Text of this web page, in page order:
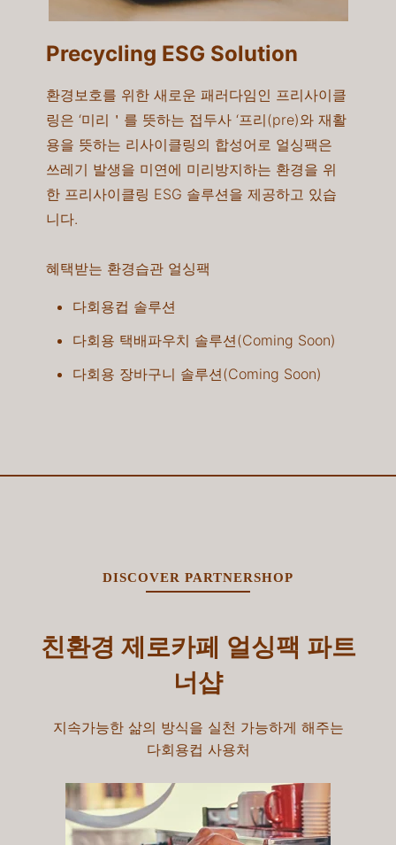
Precycling ESG Solution
환경보호를 위한 새로운 패러다임인 프리사이클
링은 ‘미리＇를 뜻하는 접두사 ‘프리(pre)와 재활
용을 뜻하는 리사이클링의 합성어로 얼싱팩은
쓰레기 발생을 미연에 미리방지하는 환경을 위
한 프리사이클링 ESG 솔루션을 제공하고 있습
니다.​
혜택받는 환경습관 얼싱팩
다회용컵 솔루션​​
다회용 택배파우치 솔루션(Coming Soon)​
다회용 장바구니 솔루션(Coming Soon)
DISCOVER PARTNERSHOP
친환경 제로카페 얼싱팩 파트
너샵
지속가능한 삶의 방식을 실천 가능하게 해주는
다회용컵 사용처